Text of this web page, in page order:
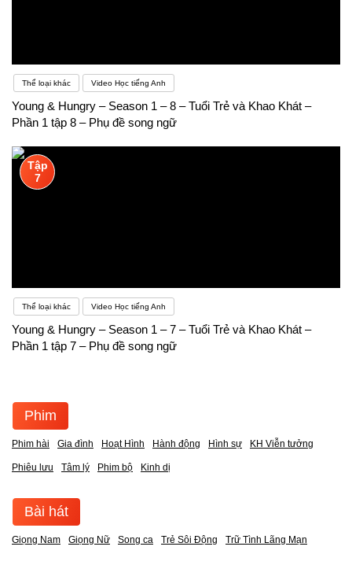
Thể loại khác Video Học tiếng Anh
Young & Hungry – Season 1 – 8 – Tuổi Trẻ và Khao Khát –
Phần 1 tập 8 – Phụ đề song ngữ
Tập
7
Thể loại khác Video Học tiếng Anh
Young & Hungry – Season 1 – 7 – Tuổi Trẻ và Khao Khát –
Phần 1 tập 7 – Phụ đề song ngữ
Phim
Phim hài Gia đình Hoạt Hình Hành động Hình sự KH Viễn tưởng
Phiêu lưu Tâm lý Phim bộ Kinh dị
Bài hát
Giọng Nam Giọng Nữ Song ca Trẻ Sôi Động Trữ Tình Lãng Mạn